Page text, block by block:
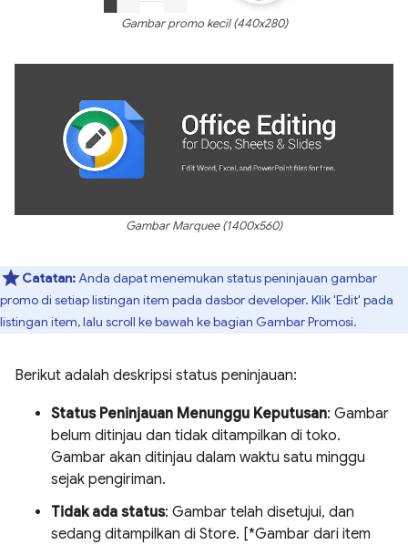
Gambar promo kecil (440x280)
Gambar Marquee (1400x560)
Catatan:Anda dapat menemukan status peninjauan gambar
promo di setiap listingan item pada dasbor developer. Klik 'Edit' pada
listingan item, lalu scroll ke bawah ke bagian Gambar Promosi.
Berikut adalah deskripsi status peninjauan:
Status Peninjauan Menunggu Keputusan: Gambar
belum ditinjau dan tidak ditampilkan di toko.
Gambar akan ditinjau dalam waktu satu minggu
sejak pengiriman.
Tidak ada status: Gambar telah disetujui, dan
sedang ditampilkan di Store. [*Gambar dari item